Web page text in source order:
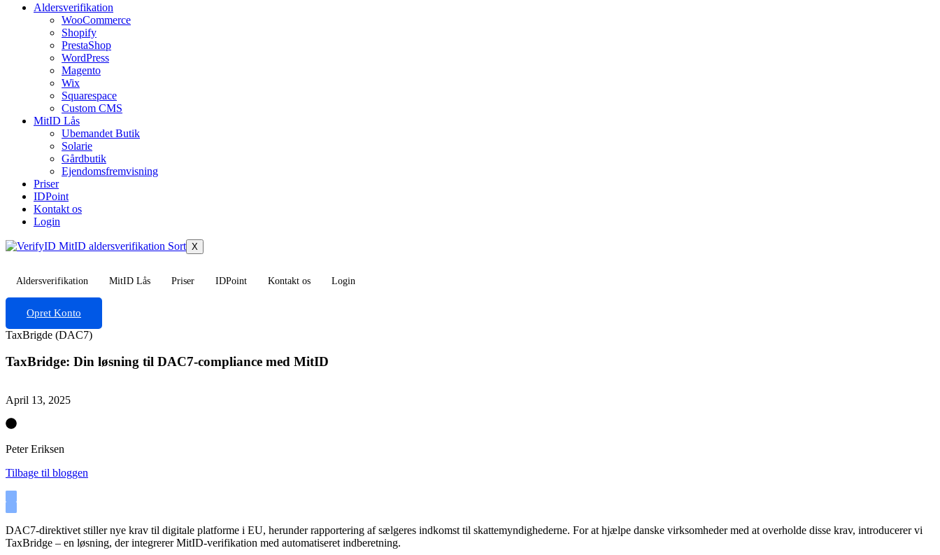
Aldersverifikation
WooCommerce
Shopify
PrestaShop
WordPress
Magento
Wix
Squarespace
Custom CMS
MitID Lås
Ubemandet Butik
Solarie
Gårdbutik
Ejendomsfremvisning
Priser
IDPoint
Kontakt os
Login
X
Aldersverifikation MitID Lås Priser IDPoint Kontakt os Login
Opret Konto
TaxBrigde (DAC7)
TaxBridge: Din løsning til DAC7-compliance med MitID
April 13, 2025
Peter Eriksen
Tilbage til bloggen
DAC7-direktivet stiller nye krav til digitale platforme i EU, herunder rapportering af sælgeres indkomst til skattemyndighederne. For at hjælpe danske virksomheder med at overholde disse krav, introducerer vi
TaxBridge – en løsning, der integrerer MitID-verifikation med automatiseret indberetning.